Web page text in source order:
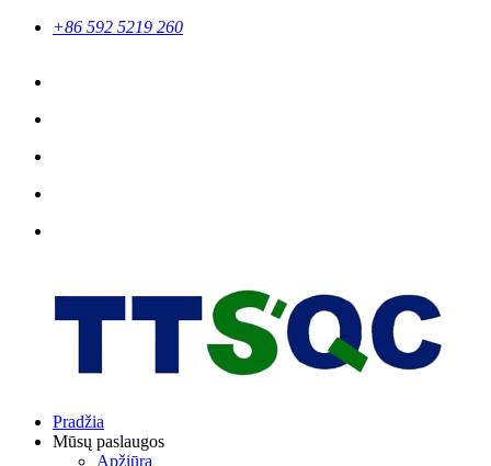
+86 592 5219 260
Pradžia
Mūsų paslaugos
Apžiūra